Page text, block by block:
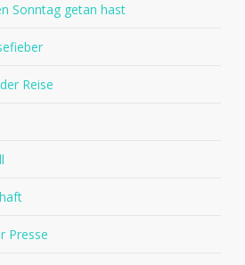
Sonntag getan hast
Reise
Presse